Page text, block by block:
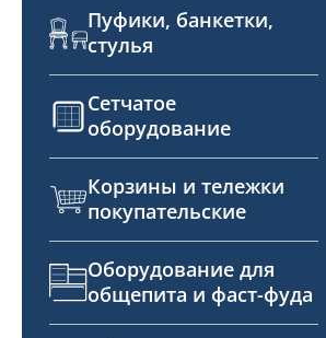
Пуфики, банкетки,
стулья
Сетчатое
оборудование
Корзины и тележки
покупательские
Оборудование для
общепита и фаст-фуда